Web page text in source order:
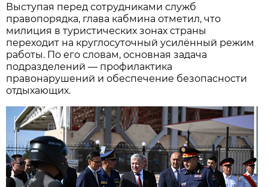
Выступая перед сотрудниками служб
правопорядка, глава кабмина отметил, что
милиция в туристических зонах страны
переходит на круглосуточный усилённый режим
работы. По его словам, основная задача
подразделений — профилактика
правонарушений и обеспечение безопасности
отдыхающих.